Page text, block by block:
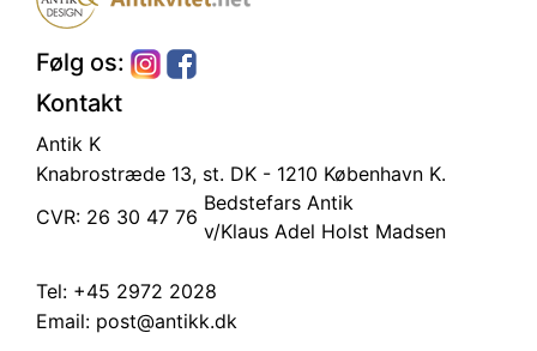
Følg os:
Kontakt
Antik K
Knabrostræde 13, st. DK - 1210 København K.
CVR: 26 30 47 76
Bedstefars Antik
v/Klaus Adel Holst Madsen
Tel: +45 2972 2028
Email: post@antikk.dk